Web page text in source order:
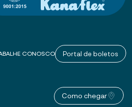
CONOSCO Portal de boletos
Como chegar